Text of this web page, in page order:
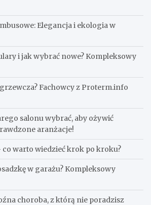
Elegancja i ekologia w
i jak wybrać nowe? Kompleksowy
Fachowcy z Proterm.info
salonu wybrać, aby ożywić
aranżacje!
co warto wiedzieć krok po kroku?
w garażu? Kompleksowy
choroba, z którą nie poradzisz